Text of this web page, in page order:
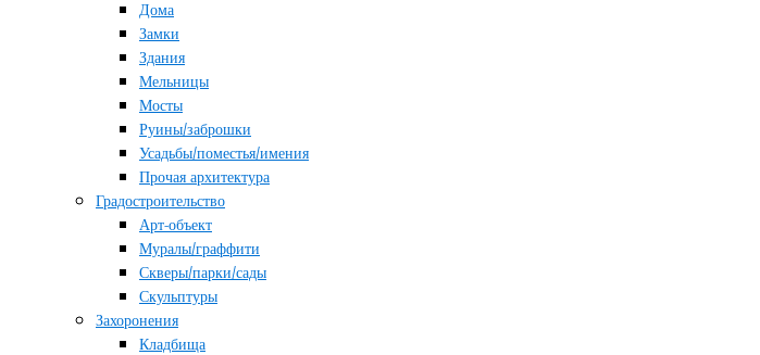
Дома
Замки
Здания
Мельницы
Мосты
Руины/заброшки
Усадьбы/поместья/имения
Прочая архитектура
Градостроительство
Арт-объект
Муралы/граффити
Скверы/парки/сады
Скульптуры
Захоронения
Кладбища